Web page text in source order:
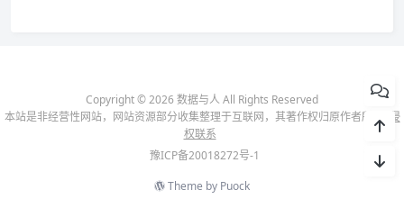
Copyright © 2026 数据与人 All Rights Reserved
本站是非经营性网站，网站资源部分收集整理于互联网，其著作权归原作者所有-
侵
权联系
豫ICP备20018272号-1
Theme by Puock